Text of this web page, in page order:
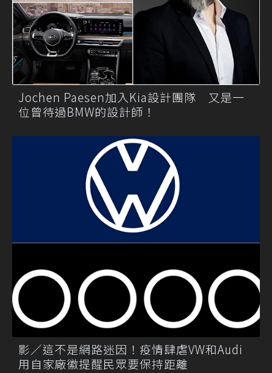
Jochen Paesen加入Kia設計團隊 又是一
位曾待過BMW的設計師！
影／這不是網路迷因！疫情肆虐VW和Audi
用自家廠徽提醒民眾要保持距離